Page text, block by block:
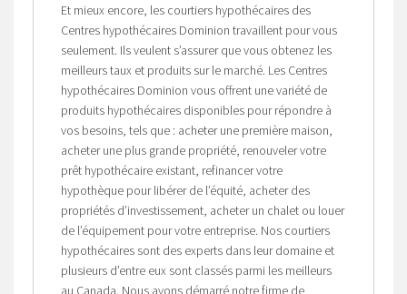
Et mieux encore, les courtiers hypothécaires des
Centres hypothécaires Dominion travaillent pour vous
seulement. Ils veulent s’assurer que vous obtenez les
meilleurs taux et produits sur le marché. Les Centres
hypothécaires Dominion vous offrent une variété de
produits hypothécaires disponibles pour répondre à
vos besoins, tels que : acheter une première maison,
acheter une plus grande propriété, renouveler votre
prêt hypothécaire existant, refinancer votre
hypothèque pour libérer de l’équité, acheter des
propriétés d’investissement, acheter un chalet ou louer
de l’équipement pour votre entreprise. Nos courtiers
hypothécaires sont des experts dans leur domaine et
plusieurs d’entre eux sont classés parmi les meilleurs
au Canada. Nous avons démarré notre firme de